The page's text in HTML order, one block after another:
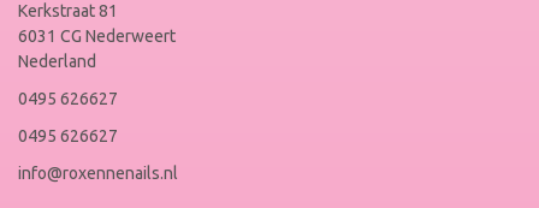
Kerkstraat 81
6031 CG Nederweert
Nederland
0495 626627
0495 626627
info@roxennenails.nl